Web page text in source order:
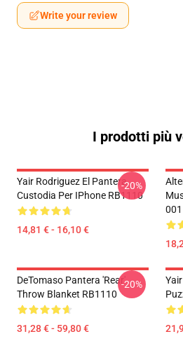
Write your review
I prodotti più
Yair Rodriguez El Pantera
Custodia Per IPhone RB1110
14,81 € - 16,10 €
-20%
DeTomaso Pantera 'Rear'
Throw Blanket RB1110
31,28 € - 59,80 €
-20%